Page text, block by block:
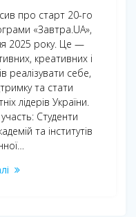
про старт 20-го
«Завтра.UA»,
2025 року. Це —
креативних і
реалізувати себе,
та стати
лідерів України.
Студенти
та інститутів